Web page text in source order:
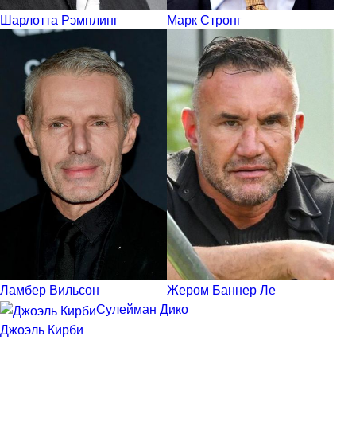
Шарлотта Рэмплинг Марк Стронг
Ламбер Вильсон Жером Баннер Ле
Джоэль Кирби
Сулейман Дико